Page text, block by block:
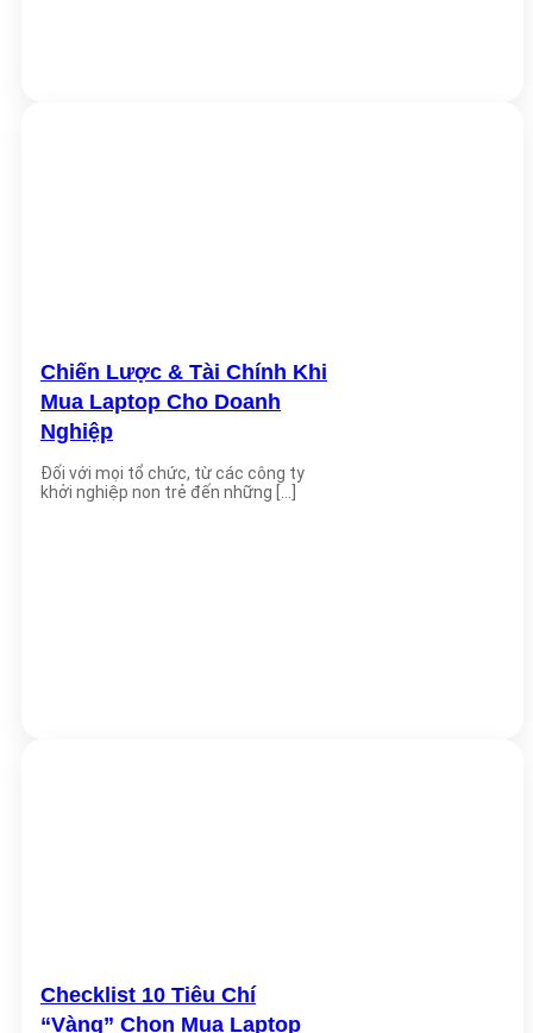
Chiến Lược & Tài Chính Khi
Mua Laptop Cho Doanh
Nghiệp
Đối với mọi tổ chức, từ các công ty
khởi nghiệp non trẻ đến những [...]
Checklist 10 Tiêu Chí
“Vàng” Chọn Mua Laptop